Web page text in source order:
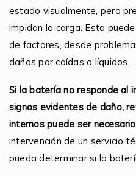
estado visualmente, pero
impidan la carga. Esto
de factores, desde
daños por caídas o líquidos.
Si la batería no responde al
signos evidentes de daño,
internos puede ser
intervención de un servicio
pueda determinar si la